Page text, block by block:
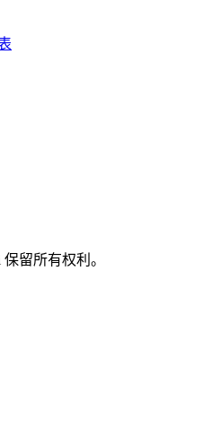
留所有权利。